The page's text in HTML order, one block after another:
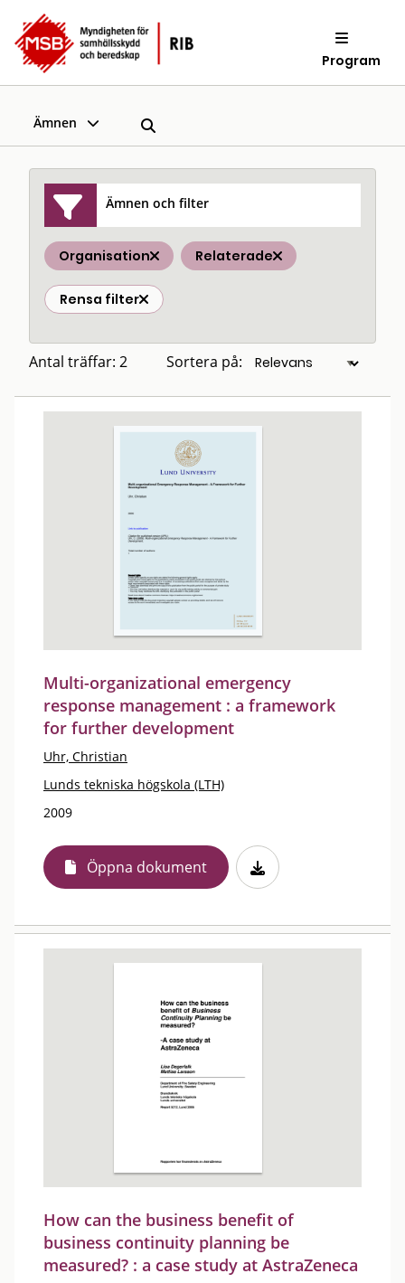
Program
Ämnen
Ämnen och filter
Organisation Relaterade
Rensa filter
Antal träffar: 2 Sortera på:
Multi-organizational emergency
response management : a framework
for further development
Uhr, Christian
Lunds tekniska högskola (LTH)
2009
Öppna dokument
How can the business benefit of
business continuity planning be
measured? : a case study at AstraZeneca